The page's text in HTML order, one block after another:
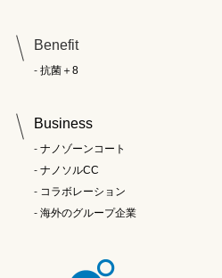
Benefit
抗菌＋8
Business
ナノゾーンコート
ナノソルCC
コラボレーション
海外のグループ企業